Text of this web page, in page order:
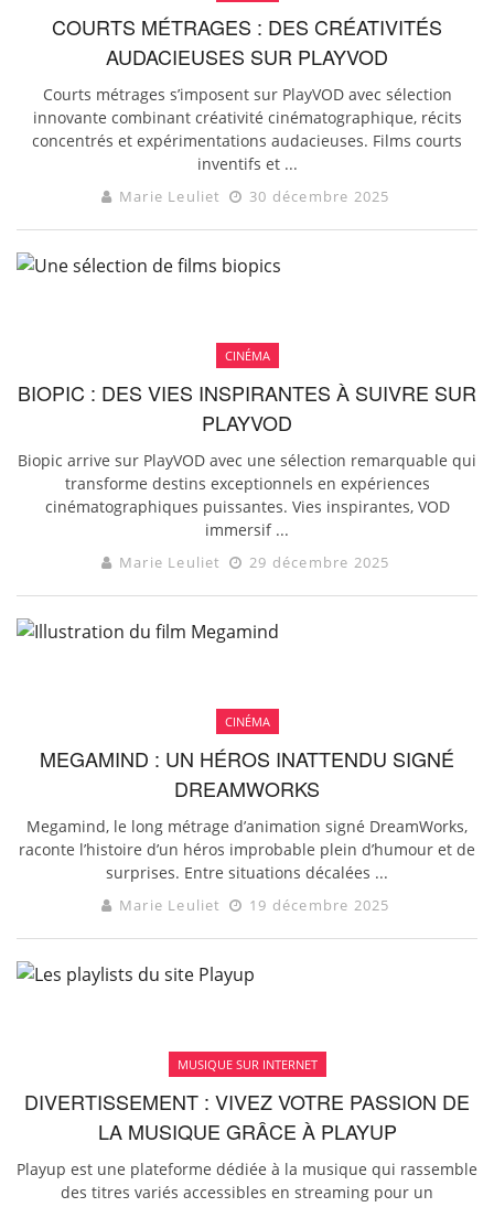
COURTS MÉTRAGES : DES CRÉATIVITÉS
AUDACIEUSES SUR PLAYVOD
Courts métrages s’imposent sur PlayVOD avec sélection
innovante combinant créativité cinématographique, récits
concentrés et expérimentations audacieuses. Films courts
inventifs et ...
Marie Leuliet 30 décembre 2025
CINÉMA
BIOPIC : DES VIES INSPIRANTES À SUIVRE SUR
PLAYVOD
Biopic arrive sur PlayVOD avec une sélection remarquable qui
transforme destins exceptionnels en expériences
cinématographiques puissantes. Vies inspirantes, VOD
immersif ...
Marie Leuliet 29 décembre 2025
CINÉMA
MEGAMIND : UN HÉROS INATTENDU SIGNÉ
DREAMWORKS
Megamind, le long métrage d’animation signé DreamWorks,
raconte l’histoire d’un héros improbable plein d’humour et de
surprises. Entre situations décalées ...
Marie Leuliet 19 décembre 2025
MUSIQUE SUR INTERNET
DIVERTISSEMENT : VIVEZ VOTRE PASSION DE
LA MUSIQUE GRÂCE À PLAYUP
Playup est une plateforme dédiée à la musique qui rassemble
des titres variés accessibles en streaming pour un